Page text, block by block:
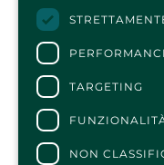
TARGETING
NON